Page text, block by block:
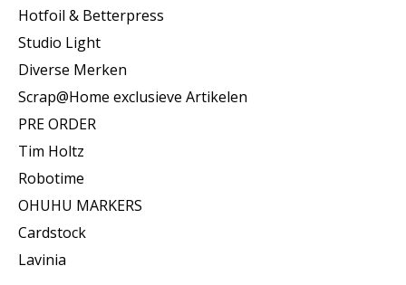
Hotfoil & Betterpress
Studio Light
Diverse Merken
Scrap@Home exclusieve Artikelen
PRE ORDER
Tim Holtz
Robotime
OHUHU MARKERS
Cardstock
Lavinia